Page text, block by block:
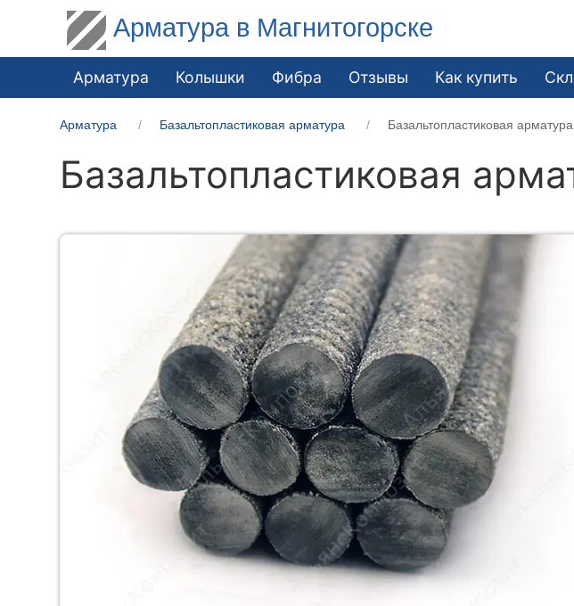
Арматура в Магнитогорске
Арматура Колышки Фибра Отзывы Как купить
Арматура Базальтопластиковая арматура Базальтопластиковая
Базальтопластиковая